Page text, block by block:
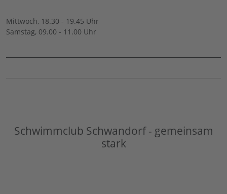
Mittwoch, 18.30 - 19.45 Uhr
Samstag, 09.00 - 11.00 Uhr
Schwimmclub Schwandorf - gemeinsam
stark